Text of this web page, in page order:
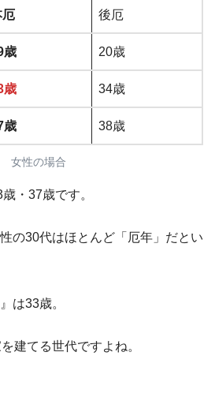
厄 後厄
歳 20歳
歳 34歳
歳 38歳
女性の場合
・37歳です。
の30代はほとんど「厄年」だとい
は33歳。
建てる世代ですよね。